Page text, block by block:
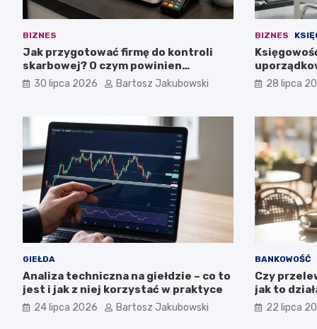
BIZNES
Jak przygotować firmę do kontroli
skarbowej? O czym powinien
pamiętać przedsiębiorca?
30 lipca 2026 Bartosz Jakubowski
BIZNES
28 lipca
GIEŁDA
Analiza techniczna na giełdzie – co to
jest i jak z niej korzystać w praktyce
24 lipca 2026 Bartosz Jakubowski
BANKOWOŚĆ
Czy
jak to
22 lipca